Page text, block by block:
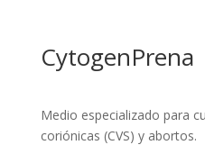
CytogenPrena
Medio especializado para
coriónicas (CVS) y abortos.